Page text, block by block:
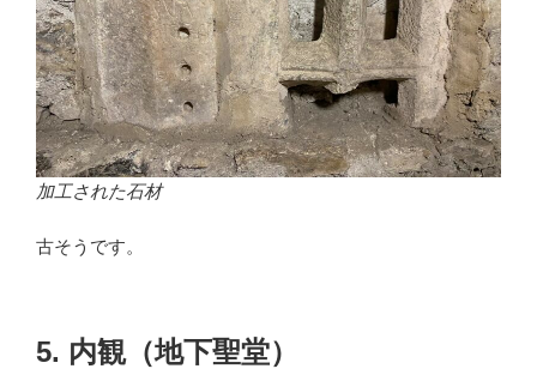
加工された石材
古そうです。
5. 内観（地下聖堂）